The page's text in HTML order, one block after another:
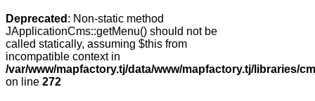
Deprecated : Non-static method
JApplicationCms::getMenu() should not be
called statically, assuming $this from
incompatible context in
/var/www/mapfactory.tj/data/www/mapfactory.tj/libraries/
on line 272